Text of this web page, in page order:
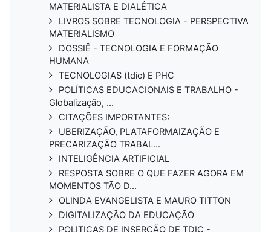
MATERIALISTA E DIALÉTICA
LIVROS SOBRE TECNOLOGIA - PERSPECTIVA
MATERIALISMO
DOSSIÊ - TECNOLOGIA E FORMAÇÃO
HUMANA
TECNOLOGIAS (tdic) E PHC
POLÍTICAS EDUCACIONAIS E TRABALHO -
Globalização, ...
CITAÇÕES IMPORTANTES:
UBERIZAÇÃO, PLATAFORMAIZAÇÃO E
PRECARIZAÇÃO TRABAL...
INTELIGÊNCIA ARTIFICIAL
RESPOSTA SOBRE O QUE FAZER AGORA EM
MOMENTOS TÃO D...
OLINDA EVANGELISTA E MAURO TITTON
DIGITALIZAÇÃO DA EDUCAÇÃO
POLITICAS DE INSERÇÃO DE TDIC -